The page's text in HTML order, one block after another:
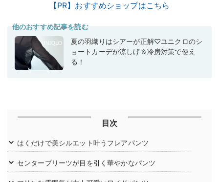
【PR】おすすめショップはこちら
他のおすすめ記事を読む
夏の羽織りはシアーが正解♡ユニクロのシ
ョートカーデが涼しげ＆冷房対策で使え
る！
目次
はくだけで美シルエット叶うフレアパンツ
センタープリーツが目を引く華やかなパンツ